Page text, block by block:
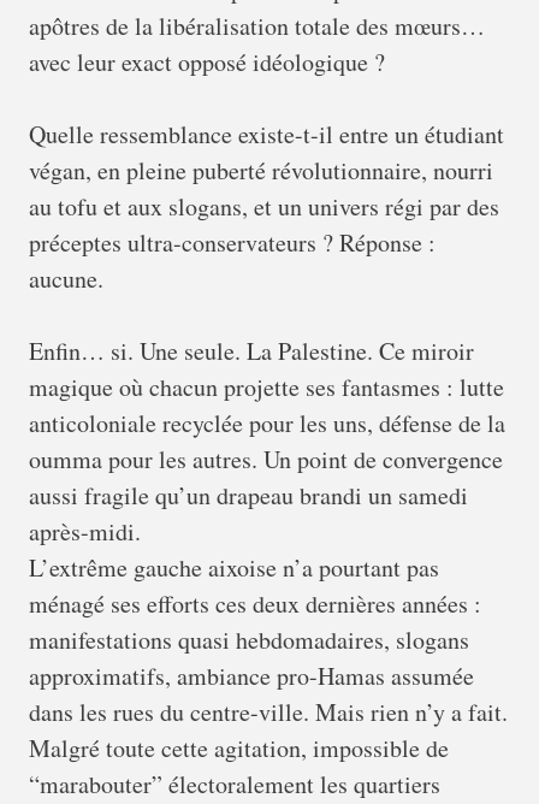
apôtres de la libéralisation totale des mœurs…
avec leur exact opposé idéologique ?
Quelle ressemblance existe-t-il entre un étudiant
végan, en pleine puberté révolutionnaire, nourri
au tofu et aux slogans, et un univers régi par des
préceptes ultra-conservateurs ? Réponse :
aucune.
Enfin… si. Une seule. La Palestine. Ce miroir
magique où chacun projette ses fantasmes : lutte
anticoloniale recyclée pour les uns, défense de la
oumma pour les autres. Un point de convergence
aussi fragile qu’un drapeau brandi un samedi
après-midi.
L’extrême gauche aixoise n’a pourtant pas
ménagé ses efforts ces deux dernières années :
manifestations quasi hebdomadaires, slogans
approximatifs, ambiance pro-Hamas assumée
dans les rues du centre-ville. Mais rien n’y a fait.
Malgré toute cette agitation, impossible de
“marabouter” électoralement les quartiers